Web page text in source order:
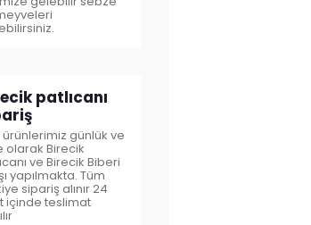
patlıcanı
günlük ve
olarak Birecik
ve Birecik Biberi
yapılmakta. Tüm
sipariş alınır 24
içinde teslimat